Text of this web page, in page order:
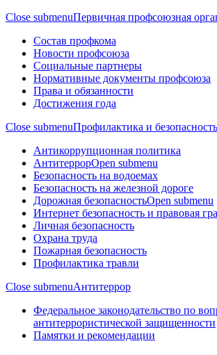
Close submenuПервичная профсоюзная
Состав профкома
Новости профсоюза
Социальные партнеры
Нормативные документы профсоюза
Права и обязанности
Достижения года
Close submenuПрофилактика и безопасность
Антикоррупционная политика
АнтитеррорOpen submenu
Безопасность на водоемах
Безопасность на железной дороге
Дорожная безопасностьOpen submenu
Интернет безопасность и правовая
Личная безопасность
Охрана труда
Пожарная безопасность
Профилактика травли
Close submenuАнтитеррор
Федеральное законодательство по
антитеррористической защищенности
Памятки и рекомендации